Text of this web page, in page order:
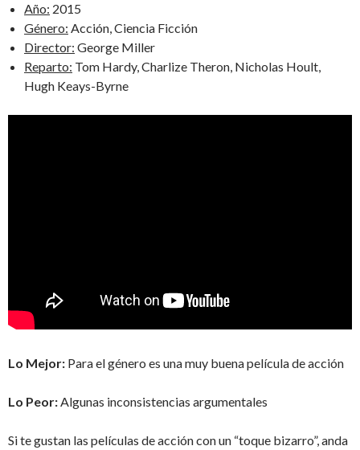
Año: 2015
Género: Acción, Ciencia Ficción
Director: George Miller
Reparto: Tom Hardy, Charlize Theron, Nicholas Hoult,
Hugh Keays-Byrne
Lo Mejor: Para el género es una muy buena película de acción
Lo Peor:Algunas inconsistencias argumentales
Si te gustan las películas de acción con un “toque bizarro”, anda